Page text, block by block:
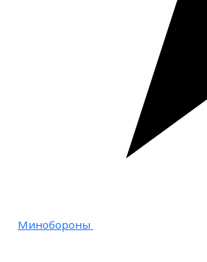
Минобороны